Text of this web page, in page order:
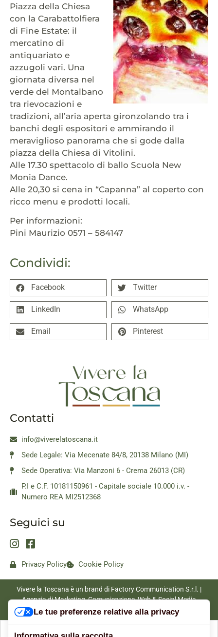
Condividi:
Facebook Twitter
LinkedIn WhatsApp
Email Pinterest
Piazza della Chiesa
con la Carabattolfiera
di Fine Estate: il
mercatino di
antiquariato e
azzugoli vari. Una
giornata diversa nel
verde del Montalbano
tra rievocazioni e
tradizioni, all’aria aperta gironzolando tra i
banchi degli espositori e ammirando il
meraviglioso panorama che si gode dalla
piazza della Chiesa di Vitolini.
Alle 17.30 spettacolo di ballo Scuola New
Monia Dance.
Alle 20,30 si cena in “Capanna” al coperto con
ricco menu e prodotti locali.
Per informazioni:
Pini Maurizio 0571 – 584147
Contatti
info@viverelatoscana.it
Sede Legale: Via Mecenate 84/8, 20138 Milano (MI)
Sede Operativa: Via Manzoni 6 - Crema 26013 (CR)
P.I e C.F. 10181150961 - Capitale sociale 10.000 i.v. -
Numero REA MI2512368
Seguici su
Privacy Policy Cookie Policy
Vivere la Toscana è un brand di Factory Communication S.r.l. |
Agenzia di Marketing, Comunicazione, Web & Social Media
|www.factorycommunication.it
Le tue preferenze relative alla privacy